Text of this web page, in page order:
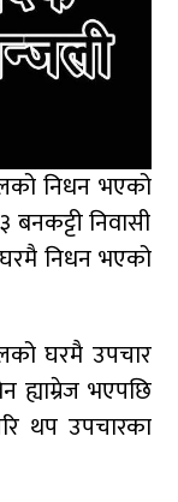
निधन भएको
निवासी
निधन भएको
घरमै उपचार
ह्याम्रेज भएपछि
थप उपचारका